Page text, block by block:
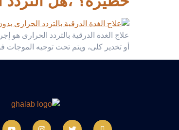
علاج الغدة الدرقية بالتردد الحرارى
أو تخدير كلى، ويتم تحت توجيه